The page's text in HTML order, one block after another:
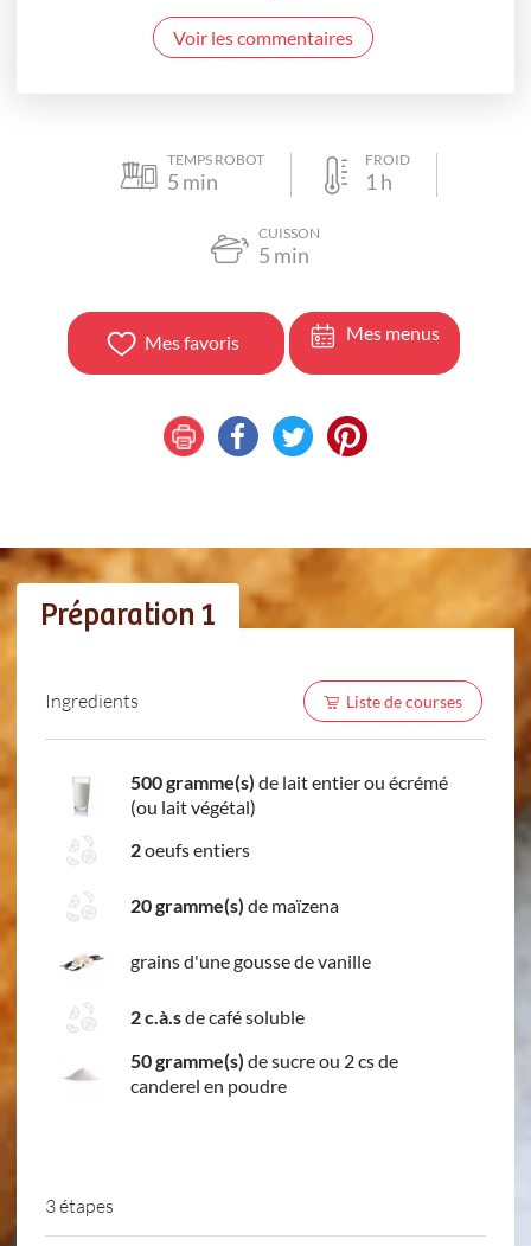
Voir les commentaires
TEMPS ROBOT
5 min
FROID
1 h
CUISSON
5 min
Mes favoris Mes menus
Préparation 1
Ingredients Liste de courses
500 gramme(s) de lait entier ou écrémé
(ou lait végétal)
2oeufs entiers
20 gramme(s) de maïzena
grains d'une gousse de vanille
2 c.à.sde café soluble
50 gramme(s) de sucre ou 2 cs de
canderel en poudre
3 étapes